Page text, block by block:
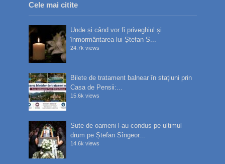
Cele mai citite
Unde și când vor fi priveghiul și
înmormântarea lui Ștefan S...
24.7k views
Bilete de tratament balnear în stațiuni prin
Casa de Pensii:...
15.6k views
Sute de oameni l-au condus pe ultimul
drum pe Ștefan Sîngeor...
14.6k views